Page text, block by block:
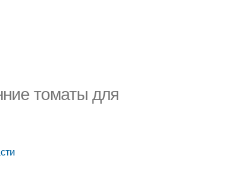
томаты для